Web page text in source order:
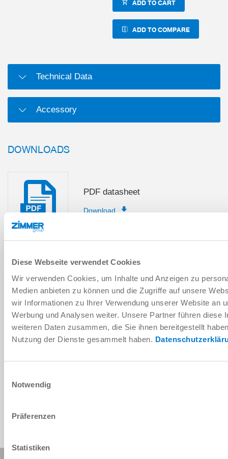
Diese Webseite verwendet Cookies
Wir verwenden Cookies, um Inhalte und Anzeigen zu
Medien anbieten zu können und die Zugriffe auf unsere
wir Informationen zu Ihrer Verwendung unserer Website an
Werbung und Analysen weiter. Unsere Partner führen diese
weiteren Daten zusammen, die Sie ihnen bereitgestellt
Nutzung der Dienste gesammelt haben.
Notwendig
Präferenzen
Statistiken
ADD TO CART
ADD TO COMPARE
Technical Data
Accessory
DOWNLOADS
PDF datasheet
Download
instructions